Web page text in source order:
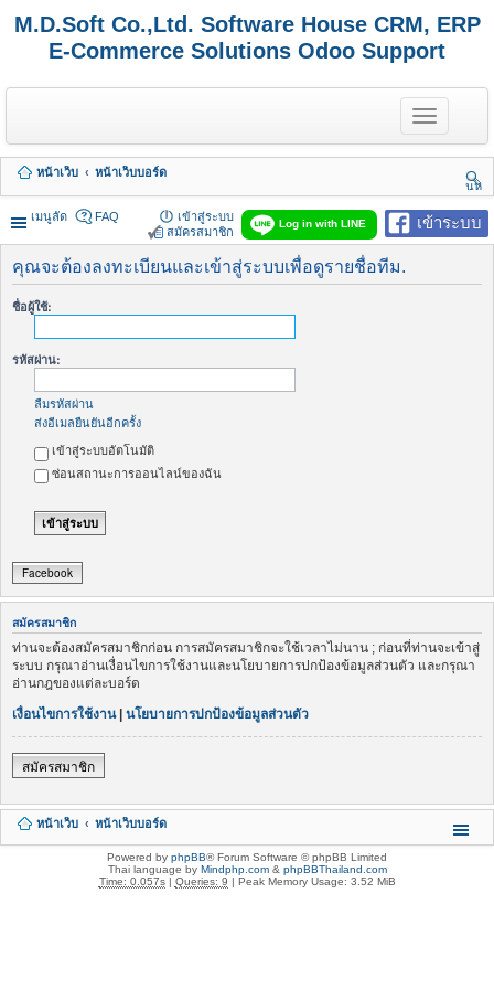
M.D.Soft Co.,Ltd. Software House CRM, ERP
E-Commerce Solutions Odoo Support
T
o
g
e
n
a
v
g
หน้าเว็บ
หน้าเว็บบอร์ด
นห
า
เมนูลัด
เข้าระบบ
Log in with LINE
FAQ
เข้าสู่ระบบ
สมัครสมาชิก
คุณจะต้องลงทะเบียนและเข้าสู่ระบบเพื่อดูรายชื่อทีม.
ชื่อผู้ใช้:
รหัสผ่าน:
ลืมรหัสผ่าน
ส่งอีเมลยืนยันอีกครั้ง
เข้าสู่ระบบอัตโนมัติ
ซ่อนสถานะการออนไลน์ของฉัน
Facebook
สมัครสมาชิก
ท่านจะต้องสมัครสมาชิกก่อน การสมัครสมาชิกจะใช้เวลาไม่นาน ; ก่อนที่ท่านจะเข้าสู่
ระบบ กรุณาอ่านเงื่อนไขการใช้งานและนโยบายการปกป้องข้อมูลส่วนตัว และกรุณา
อ่านกฎของแต่ละบอร์ด
เงื่อนไขการใช้งาน| นโยบายการปกป้องข้อมูลส่วนตัว
สมัครสมาชิก
หน้าเว็บ หน้าเว็บบอร์ด
Powered by phpBB® Forum Software © phpBB Limited
Thai language by Mindphp.com& phpBBThailand.com
Time: 0.057s| Queries: 9 | Peak Memory Usage: 3.52 MiB